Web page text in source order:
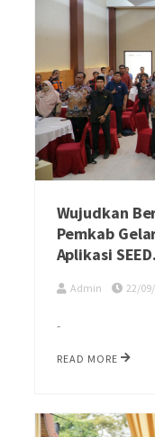
Wujudkan
Pemkab
Aplikasi SEED.
Admin 22/
-
READ MORE